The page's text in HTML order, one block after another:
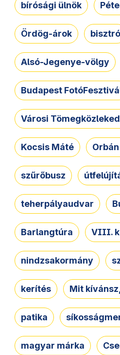
bírósági ülnök
Ördög-árok bisztró
Alsó-Jegenye-völgy
Budapest
Városi
Kocsis Máté
szűrőbusz
teherpályaudvar
Barlangtúra VIII.
nindzsakormány
kerítés Mit
patika
magyar márka